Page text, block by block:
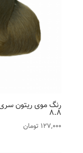
8.8
127,000 تومان